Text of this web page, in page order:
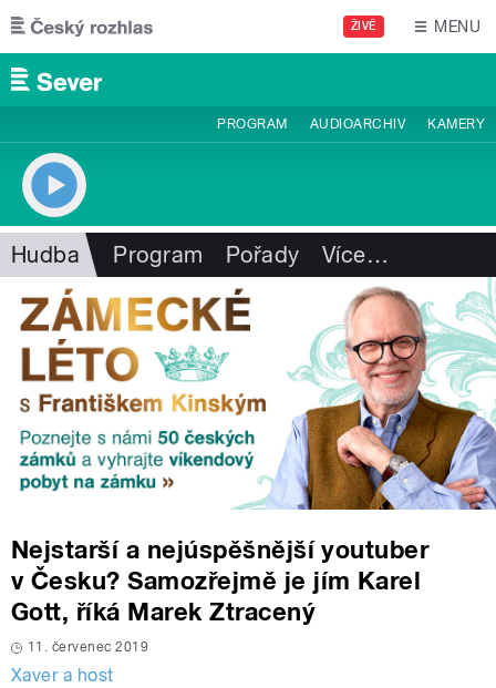
Přejít k hlavnímu obsahu
ŽIVĚ MENU
PROGRAM AUDIOARCHIV KAMERY
Hudba Program Pořady Více…
Nejstarší a nejúspěšnější youtuber
v Česku? Samozřejmě je jím Karel
Gott, říká Marek Ztracený
11. červenec 2019
Xaver a host